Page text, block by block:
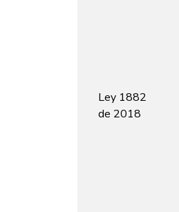
Ley 1882
de 2018